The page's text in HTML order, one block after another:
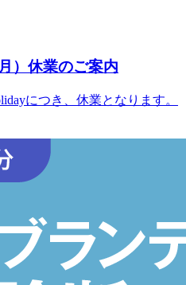
）休業のご案内
につき、休業となります。